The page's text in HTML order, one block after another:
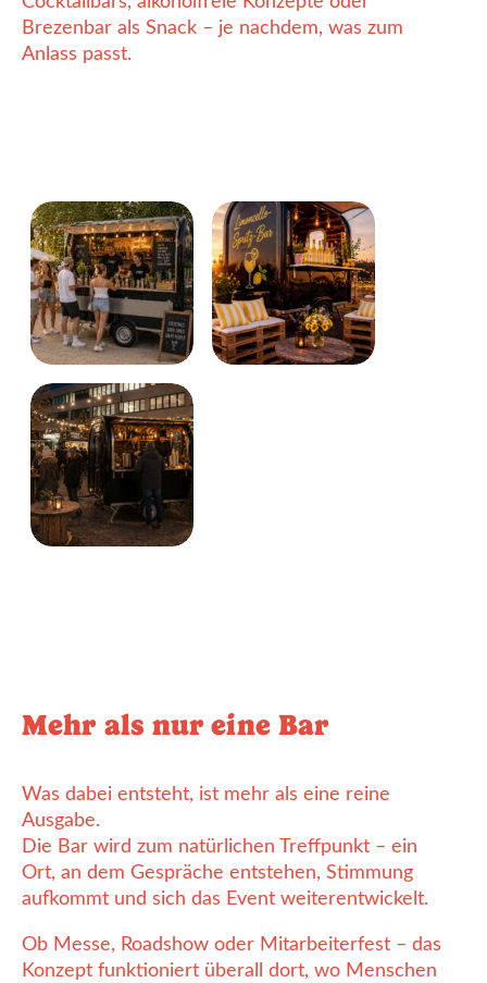
Brezenbar als Snack – je nachdem, was zum
Anlass passt.
Mehr als nur eine Bar
Was dabei entsteht, ist mehr als eine reine
Ausgabe.
Die Bar wird zum natürlichen Treffpunkt – ein
Ort, an dem Gespräche entstehen, Stimmung
aufkommt und sich das Event weiterentwickelt.
Ob Messe, Roadshow oder Mitarbeiterfest – das
Konzept funktioniert überall dort, wo Menschen